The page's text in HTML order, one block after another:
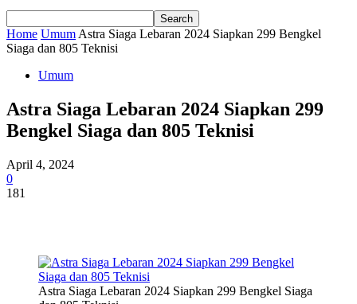
Home Umum Astra Siaga Lebaran 2024 Siapkan 299 Bengkel
Siaga dan 805 Teknisi
Umum
Astra Siaga Lebaran 2024 Siapkan 299
Bengkel Siaga dan 805 Teknisi
April 4, 2024
0
181
Astra Siaga Lebaran 2024 Siapkan 299 Bengkel Siaga